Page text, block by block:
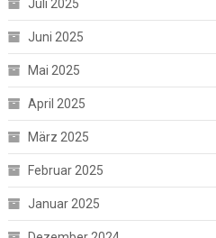
Juli 2025
Juni 2025
Mai 2025
April 2025
März 2025
Februar 2025
Januar 2025